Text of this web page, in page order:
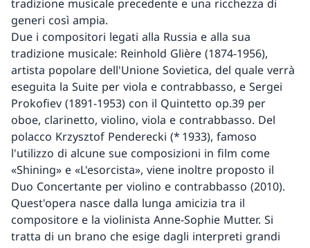
tradizione musicale precedente e una ricchezza di
generi così ampia.
Due i compositori legati alla Russia e alla sua
tradizione musicale: Reinhold Glière (1874-1956),
artista popolare dell'Unione Sovietica, del quale verrà
eseguita la Suite per viola e contrabbasso, e Sergei
Prokofiev (1891-1953) con il Quintetto op.39 per
oboe, clarinetto, violino, viola e contrabbasso. Del
polacco Krzysztof Penderecki (* 1933), famoso
l'utilizzo di alcune sue composizioni in film come
«Shining» e «L'esorcista», viene inoltre proposto il
Duo Concertante per violino e contrabbasso (2010).
Quest'opera nasce dalla lunga amicizia tra il
compositore e la violinista Anne-Sophie Mutter. Si
tratta di un brano che esige dagli interpreti grandi